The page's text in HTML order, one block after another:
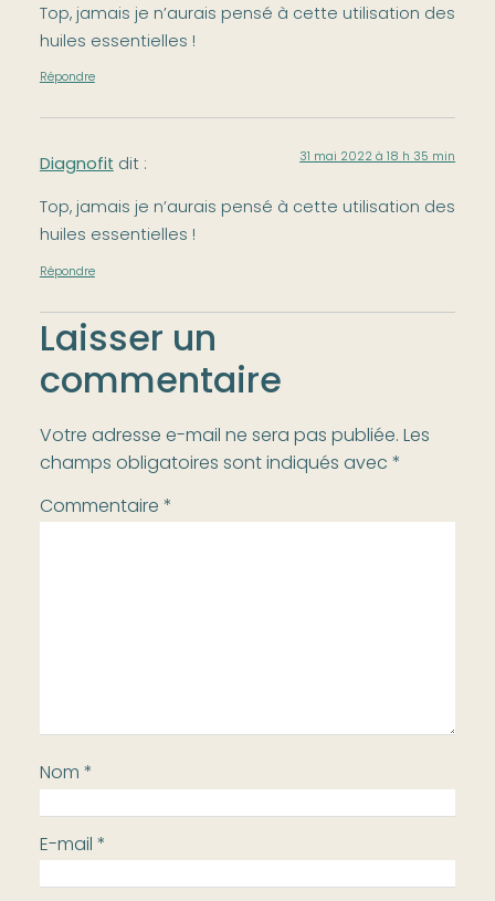
Top, jamais je n’aurais pensé à cette utilisation des
huiles essentielles !
Répondre
Diagnofit dit : 31 mai 2022 à 18 h 35 min
Top, jamais je n’aurais pensé à cette utilisation des
huiles essentielles !
Répondre
Laisser un
commentaire
Votre adresse e-mail ne sera pas publiée.Les
champs obligatoires sont indiqués avec*
Commentaire*
Nom*
E-mail*